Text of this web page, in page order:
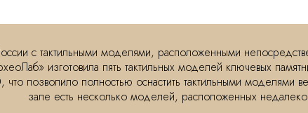
с тактильными моделями, расположенными
изготовила пять тактильных моделей ключевых
позволило полностью оснастить тактильными моделями
зале есть несколько моделей, расположенных недалеко